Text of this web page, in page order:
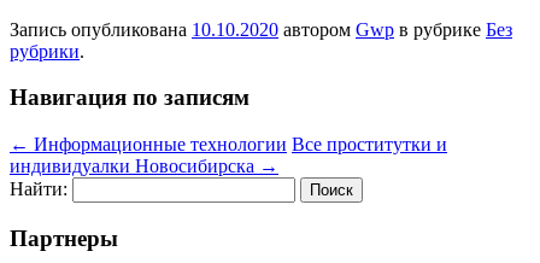
Запись опубликована 10.10.2020 автором Gwp в рубрике Без
рубрики.
Навигация по записям
← Информационные технологии Все проститутки и
индивидуалки Новосибирска →
Найти:
Партнеры